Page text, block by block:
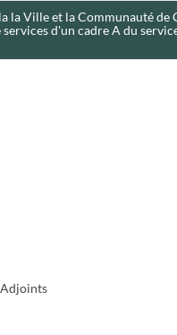
la Ville et la Communauté de
d'un cadre A du